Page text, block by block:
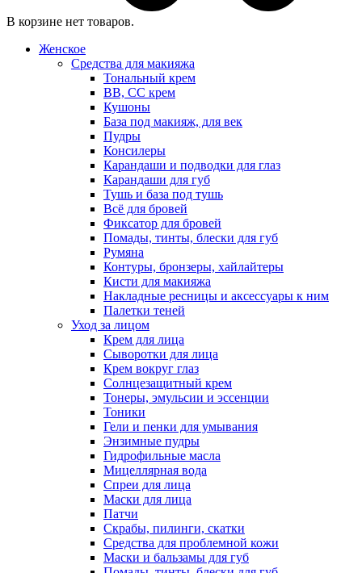
В корзине нет товаров.
Женское
Средства для макияжа
Тональный крем
BB, CC крем
Кушоны
База под макияж, для век
Пудры
Консилеры
Карандаши и подводки для глаз
Карандаши для губ
Тушь и база под тушь
Всё для бровей
Фиксатор для бровей
Помады, тинты, блески для губ
Румяна
Контуры, бронзеры, хайлайтеры
Кисти для макияжа
Накладные ресницы и аксессуары к ним
Палетки теней
Уход за лицом
Крем для лица
Сыворотки для лица
Крем вокруг глаз
Солнцезащитный крем
Тонеры, эмульсии и эссенции
Тоники
Гели и пенки для умывания
Энзимные пудры
Гидрофильные масла
Мицеллярная вода
Спреи для лица
Маски для лица
Патчи
Скрабы, пилинги, скатки
Средства для проблемной кожи
Маски и бальзамы для губ